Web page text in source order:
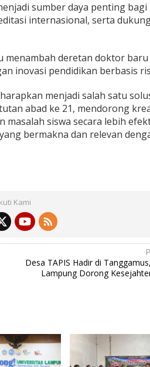
sumber daya penting bagi
internasional, serta
menambah deretan doktor baru
inovasi pendidikan berbasis
menjadi salah satu
abad ke 21, mendorong
masalah siswa secara lebih
bermakna dan relevan
Kami
Desa TAPIS Hadir di
Lampung Dorong